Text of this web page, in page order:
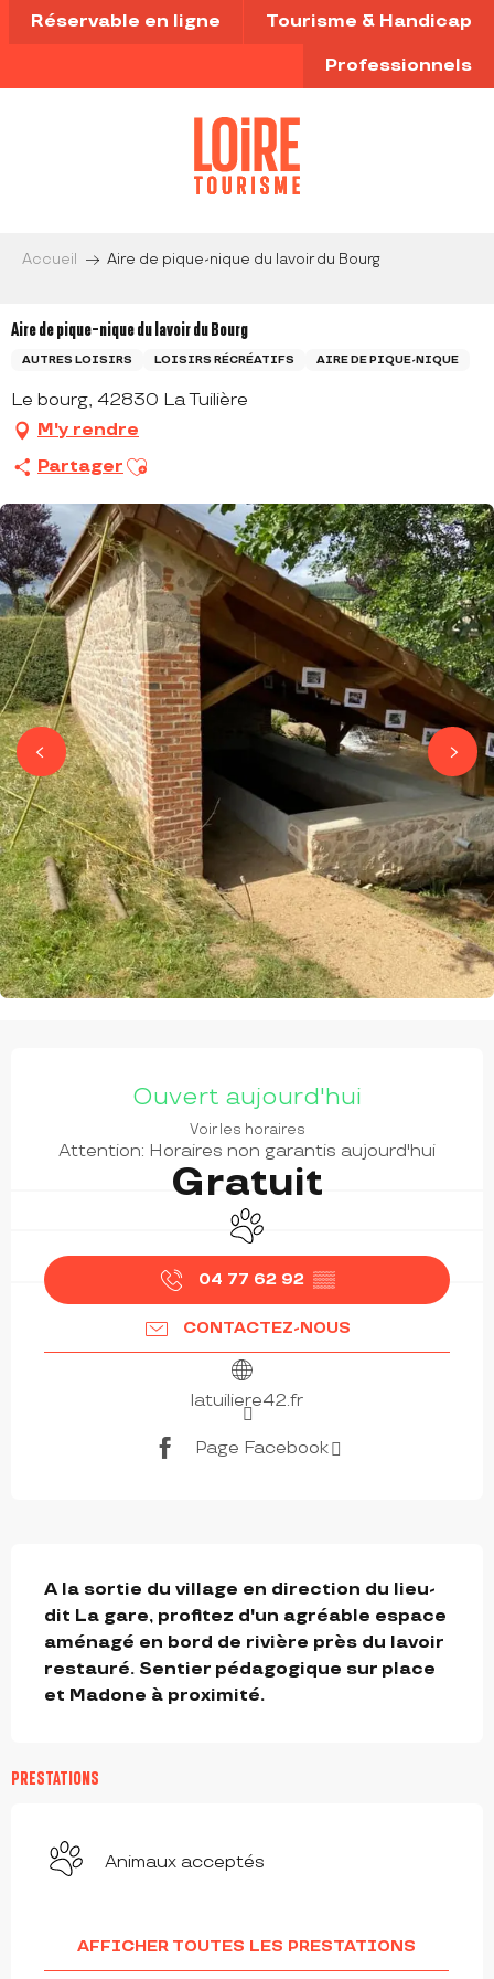
Aller
au
principal
Réservable en ligne Tourisme & Handicap
Professionnels
Accueil Aire de pique-nique du lavoir du Bourg
Aire de pique-nique du lavoir du Bourg
AUTRES LOISIRS LOISIRS RÉCRÉATIFS AIRE DE PIQUE-NIQUE
Le bourg, 42830 La Tuilière
M'y rendre
Partager Ajouter aux favoris
Ouvert aujourd'hui
Voir les horaires
Attention: Horaires non garantis aujourd'hui
Gratuit
Animaux acceptés
04 77 62 92 ▒▒
CONTACTEZ-NOUS
latuiliere42.fr
Page Facebook
A la sortie du village en direction du lieu-
dit La gare, profitez d'un agréable espace
aménagé en bord de rivière près du lavoir
restauré. Sentier pédagogique sur place
et Madone à proximité.
PRESTATIONS
Animaux acceptés
AFFICHER TOUTES LES PRESTATIONS